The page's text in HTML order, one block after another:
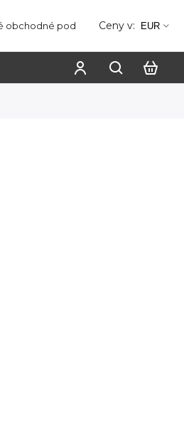
obchodné podmienky Ochrana
Ceny v: EUR